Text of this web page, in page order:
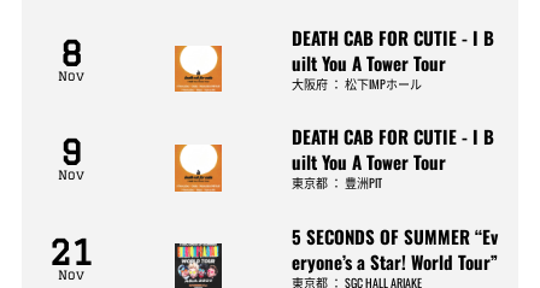
8
Nov
DEATH CAB FOR CUTIE - I B
uilt You A Tower Tour
大阪府 ：松下IMPホール
9
Nov
DEATH CAB FOR CUTIE - I B
uilt You A Tower Tour
東京都 ：豊洲PIT
21
Nov
5 SECONDS OF SUMMER “Ev
eryone’s a Star! World Tour”
東京都 ：SGC HALL ARIAKE